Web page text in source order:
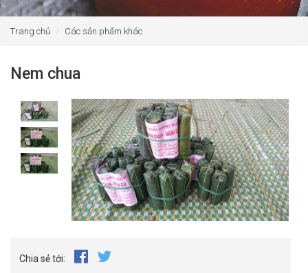
Trang chủ Các sản phẩm khác
Nem chua
Chia sẻ tới: